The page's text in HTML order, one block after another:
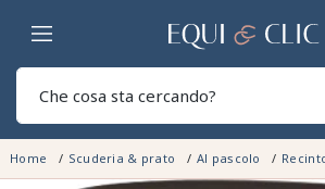
Casa
Home Scuderia & prato Al pascolo